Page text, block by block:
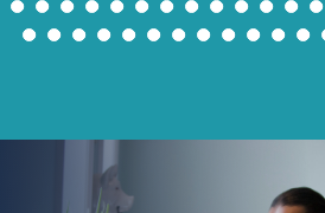
22
23 24 25 26 27 28 29 30 31 32 33 34
43
44 45 46 47 48 49 50 51 52 53 54